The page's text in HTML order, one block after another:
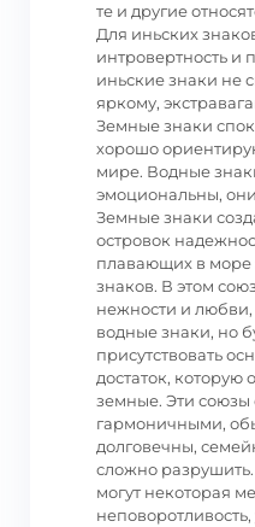
те и другие
Для иньских
интровертность и
иньские знаки не
яркому,
Земные знаки
хорошо
мире. Водные
эмоциональны,
Земные знаки
островок
плавающих в
знаков. В этом
нежности и
водные знаки, но
присутствовать
достаток, которую
земные. Эти союзы
гармоничными,
долговечны,
сложно
могут некоторая